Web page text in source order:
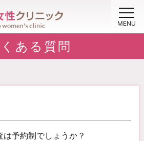
MENU
ある質問
は予約制でしょうか？